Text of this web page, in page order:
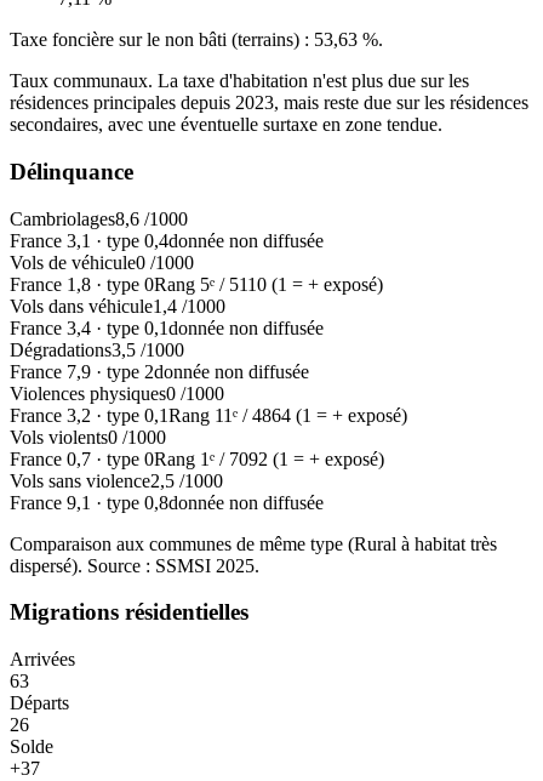
Taxe foncière sur le non bâti (terrains) : 53,63 %.
Taux communaux. La taxe d'habitation n'est plus due sur les
résidences principales depuis 2023, mais reste due sur les résidences
secondaires, avec une éventuelle surtaxe en zone tendue.
Délinquance
Cambriolages8,6 /1000
France 3,1 · type 0,4donnée non diffusée
Vols de véhicule0 /1000
France 1,8 · type 0Rang 5ᵉ / 5110 (1 = + exposé)
Vols dans véhicule1,4 /1000
France 3,4 · type 0,1donnée non diffusée
Dégradations3,5 /1000
France 7,9 · type 2donnée non diffusée
Violences physiques0 /1000
France 3,2 · type 0,1Rang 11ᵉ /4864 (1 = + exposé)
Vols violents0 /1000
France 0,7 · type 0Rang 1ᵉ / 7092 (1 = + exposé)
Vols sans violence2,5 /1000
France 9,1 · type 0,8donnée non diffusée
Comparaison aux communes de même type (Rural à habitat très
dispersé). Source : SSMSI 2025.
Migrations résidentielles
Arrivées
63
Départs
26
Solde
+37